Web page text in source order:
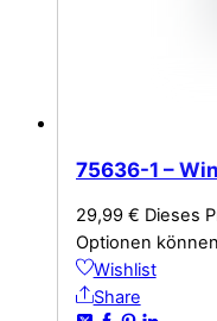
75636-1 –
29,99 € Dieses
Optionen
Wishlist
Share